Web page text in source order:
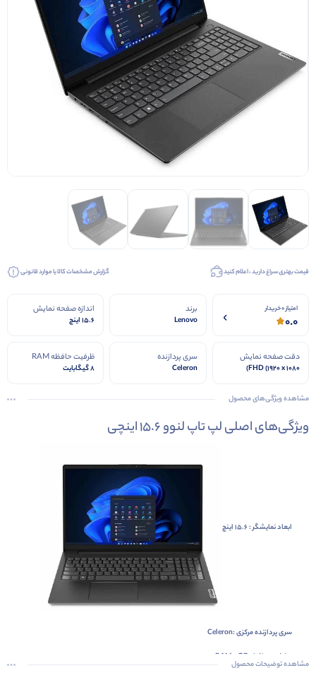
قیمت بهتری سراغ دارید ، اعلام کنید گزارش مشخصات کالا یا موارد قانونی
امتیاز 0 خریدار
0.0
برند
Lenovo
اندازه صفحه نمایش
15.6 اینچ
دقت صفحه نمایش
FHD (1920 x 1080)
سری پردازنده
Celeron
ظرفیت حافظه RAM
8 گیگابایت
مشاهده ویژگی‌های محصول
ویژگی‌های اصلی لپ تاپ لنوو 15.6 اینچی
ابعاد نمایشگر : 15.6 اینچ
سری پردازنده مرکزی :Celeron
ظرفیت حافظه RAM 8GB
مشاهده توضیحات محصول